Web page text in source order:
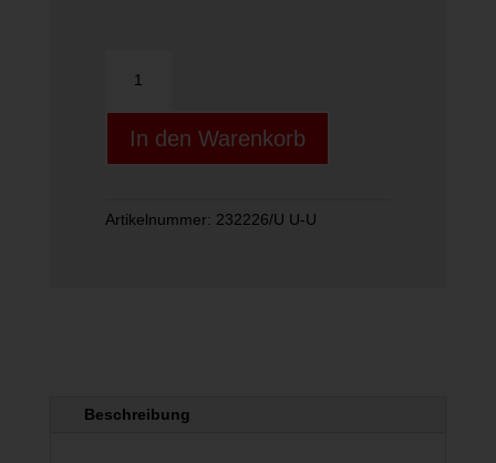
L
2026
Menge
In den Warenkorb
Artikelnummer: 232226/U U-U
Beschreibung